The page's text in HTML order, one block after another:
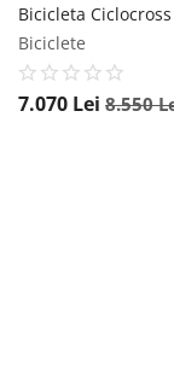
Biciclete
7.070 Lei 8.550